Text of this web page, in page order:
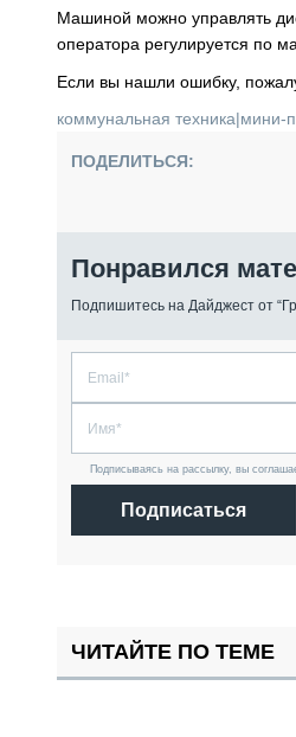
Машиной можно управлять
оператора регулируется по
Если вы нашли ошибку,
коммунальная техника|мини-
ПОДЕЛИТЬСЯ:
Понравился
Подпишитесь на Дайджест от
Подписываясь на рассылку, вы
Подписаться
ЧИТАЙТЕ ПО ТЕМЕ